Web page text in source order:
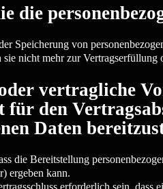
die
Speicherung von
nicht mehr zur
vertragliche
den
Daten
die Bereitstellung
ergeben kann.